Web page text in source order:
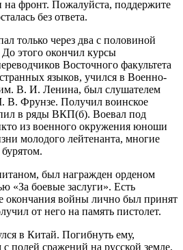
фронт. Пожалуйста, поддержите
без ответа.
только через два с половиной
До этого окончил курсы
Восточного факультета
языков, учился в Военно-
В. И. Ленина, был слушателем
В. Фрунзе. Получил воинское
в ряды ВКП(б). Воевал под
из военного окружения юноши
молодого лейтенанта, многие
был награжден орденом
«За боевые заслуги». Есть
окончания войны лично был принят
от него на память пистолет.
в Китай. Погибнуть ему,
сражений на русской земле,